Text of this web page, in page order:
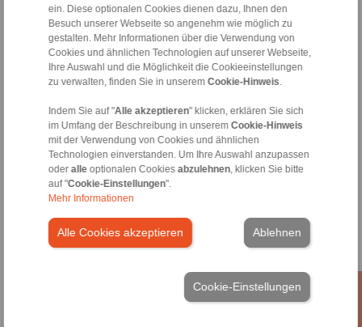
ein. Diese optionalen Cookies dienen dazu, Ihnen den
Besuch unserer Webseite so angenehm wie möglich zu
gestalten. Mehr Informationen über die Verwendung von
Cookies und ähnlichen Technologien auf unserer Webseite,
Ihre Auswahl und die Möglichkeit die Cookieeinstellungen
zu verwalten, finden Sie in unserem Cookie-Hinweis
Indem Sie auf "Alle akzeptieren" klicken, erklären Sie sich
im Umfang der Beschreibung in unserem Cookie-Hinweis
mit der Verwendung von Cookies und ähnlichen
Technologien einverstanden. Um Ihre Auswahl anzupassen
oder alleoptionalen Cookies abzulehnen, klicken Sie bitte
auf "Cookie-Einstellungen".
Mehr Informationen
Alle Cookies akzeptieren Ablehnen
Cookie-Einstellungen
DE [3608 kB]
EN [3615 kB]